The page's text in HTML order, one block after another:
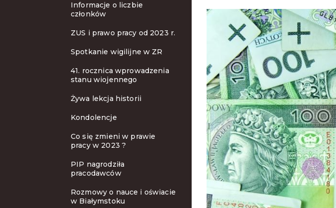
Informacje o liczbie
członków
ZUS i prawo pracy od 2023 r.
Spotkanie wigilijne w ZR
41. rocznica wprowadzenia
stanu wiojennego
Żywa lekcja historii
Kondolencje
Co się zmieni w prawie
pracy w 2023 ?
PIP nagrodziła
pracodawców
Rozmowy o nauce i oświacie
w Białymstoku